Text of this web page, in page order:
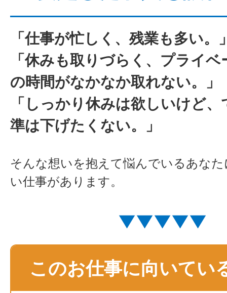
「仕事が忙しく、残業も多い。
「休みも取りづらく、プライ
の時間がなかなか取れない。」
「しっかり休みは欲しいけど
準は下げたくない。」
そんな想いを抱えて悩んでいるあな
い仕事があります。
▼▼▼▼▼
このお仕事に向いてい